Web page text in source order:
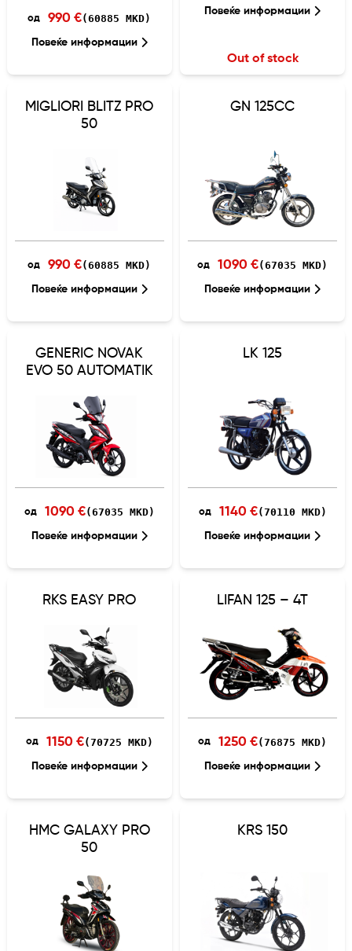
Повеќе информации
од 990 €(60885 MKD)
Повеќе информации
Out of stock
MIGLIORI BLITZ PRO
50
Повеќе информации
од 990 €(60885 MKD)
GN 125CC
Повеќе информации
од 1090 €(67035 MKD)
GENERIC NOVAK
EVO 50 AUTOMATIK
Повеќе информации
од 1090 €(67035 MKD)
LK 125
Повеќе информации
од 1140 €(70110 MKD)
RKS EASY PRO
Повеќе информации
од 1150 €(70725 MKD)
LIFAN 125 – 4T
Повеќе информации
од 1250 €(76875 MKD)
HMC GALAXY PRO
50
KRS 150